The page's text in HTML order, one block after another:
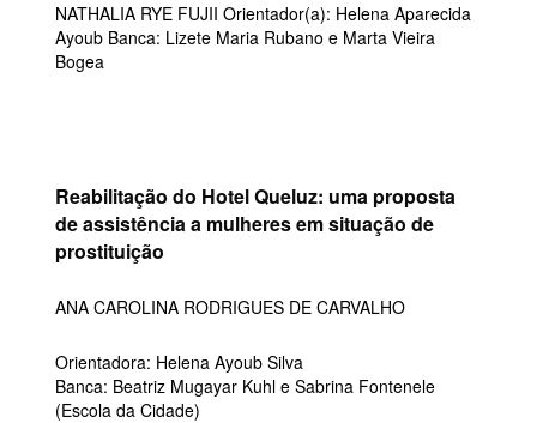
NATHALIA RYE FUJII Orientador(a): Helena Aparecida
Ayoub Banca: Lizete Maria Rubano e Marta Vieira
Bogea
Reabilitação do Hotel Queluz: uma proposta
de assistência a mulheres em situação de
prostituição
ANA CAROLINA RODRIGUES DE CARVALHO
Orientadora: Helena Ayoub Silva
Banca: Beatriz Mugayar Kuhl e Sabrina Fontenele
(Escola da Cidade)